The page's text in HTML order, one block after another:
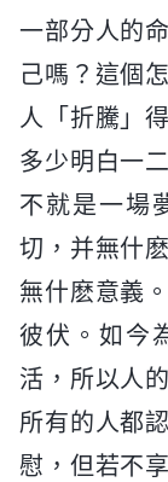
一部分人的
己嗎？這個
人「折騰」
多少明白一
不就是一場
切，并無什
無什麽意義
彼伏。如今
活，所以人
所有的人都
慰，但若不